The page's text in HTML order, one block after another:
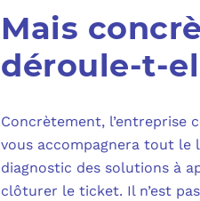
Mais
déroule-t-
Concrètement, l’entreprise
vous accompagnera tout le
diagnostic des solutions à
clôturer le ticket. Il n’est